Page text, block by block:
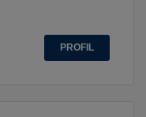
PROFIL